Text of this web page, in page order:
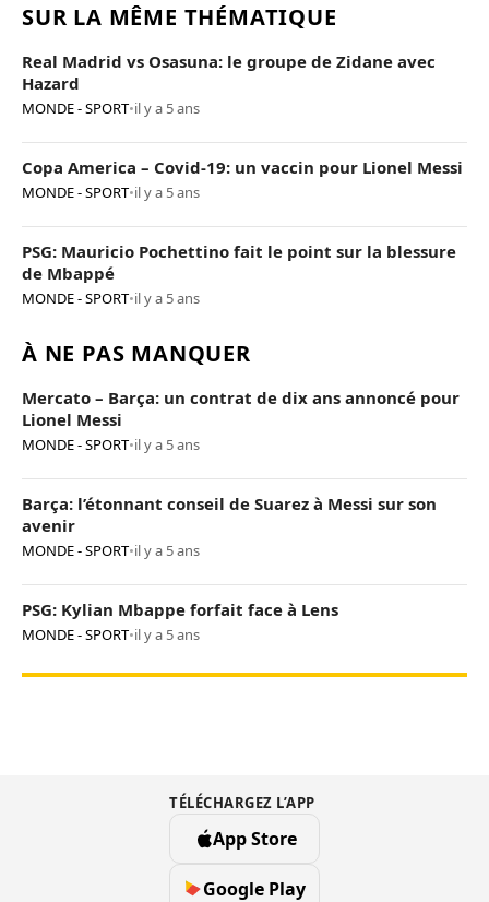
SUR LA MÊME THÉMATIQUE
Real Madrid vs Osasuna: le groupe de Zidane avec
Hazard
MONDE - SPORT•il y a 5 ans
Copa America – Covid-19: un vaccin pour Lionel Messi
MONDE - SPORT•il y a 5 ans
PSG: Mauricio Pochettino fait le point sur la blessure
de Mbappé
MONDE - SPORT•il y a 5 ans
À NE PAS MANQUER
Mercato – Barça: un contrat de dix ans annoncé pour
Lionel Messi
MONDE - SPORT•il y a 5 ans
Barça: l’étonnant conseil de Suarez à Messi sur son
avenir
MONDE - SPORT•il y a 5 ans
PSG: Kylian Mbappe forfait face à Lens
MONDE - SPORT•il y a 5 ans
TÉLÉCHARGEZ L’APP
App Store
Google Play